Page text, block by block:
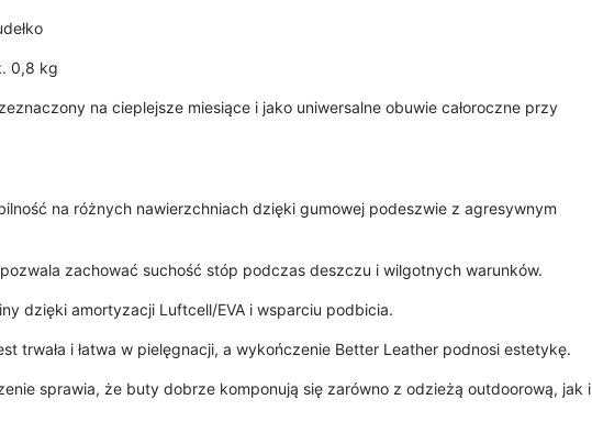
0,8 kg
na cieplejsze miesiące i jako uniwersalne obuwie całoroczne przy
na różnych nawierzchniach dzięki gumowej podeszwie z agresywnym
zachować suchość stóp podczas deszczu i wilgotnych warunków.
dzięki amortyzacji Luftcell/EVA i wsparciu podbicia.
trwała i łatwa w pielęgnacji, a wykończenie Better Leather podnosi estetykę.
sprawia, że buty dobrze komponują się zarówno z odzieżą outdoorową, jak i